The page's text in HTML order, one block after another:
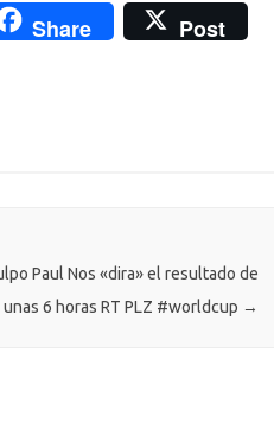
modelo de…
Share
Post
Paul Nos «dira» el resultado de
6 horas RT PLZ #worldcup →